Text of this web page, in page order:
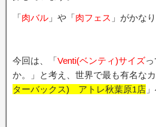
「肉バル 」や「肉フェス 」がかな
今回は、「Venti(ベンティ)サイズっ
か。」と考え、世界で最も有名な
ターバックス) アトレ秋葉原1店